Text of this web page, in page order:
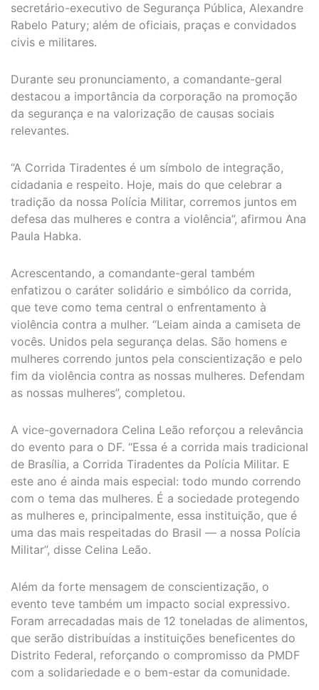
secretário-executivo de Segurança Pública, Alexandre
Rabelo Patury; além de oficiais, praças e convidados
civis e militares.
Durante seu pronunciamento, a comandante-geral
destacou a importância da corporação na promoção
da segurança e na valorização de causas sociais
relevantes.
“A Corrida Tiradentes é um símbolo de integração,
cidadania e respeito. Hoje, mais do que celebrar a
tradição da nossa Polícia Militar, corremos juntos em
defesa das mulheres e contra a violência”, afirmou Ana
Paula Habka.
Acrescentando, a comandante-geral também
enfatizou o caráter solidário e simbólico da corrida,
que teve como tema central o enfrentamento à
violência contra a mulher. “Leiam ainda a camiseta de
vocês. Unidos pela segurança delas. São homens e
mulheres correndo juntos pela conscientização e pelo
fim da violência contra as nossas mulheres. Defendam
as nossas mulheres”, completou.
A vice-governadora Celina Leão reforçou a relevância
do evento para o DF. “Essa é a corrida mais tradicional
de Brasília, a Corrida Tiradentes da Polícia Militar. E
este ano é ainda mais especial: todo mundo correndo
com o tema das mulheres. É a sociedade protegendo
as mulheres e, principalmente, essa instituição, que é
uma das mais respeitadas do Brasil — a nossa Polícia
Militar”, disse Celina Leão.
Além da forte mensagem de conscientização, o
evento teve também um impacto social expressivo.
Foram arrecadadas mais de 12 toneladas de alimentos,
que serão distribuídas a instituições beneficentes do
Distrito Federal, reforçando o compromisso da PMDF
com a solidariedade e o bem-estar da comunidade.